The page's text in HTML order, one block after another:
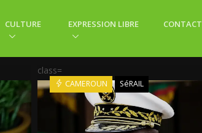
CULTURE EXPRESSION LIBRE CONTACT
class=
CAMEROUN SéRAIL